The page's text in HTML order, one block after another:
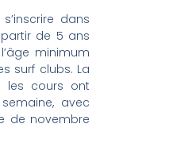
dans
de 5 ans
minimum
surf clubs. La
les cours ont
avec
de novembre